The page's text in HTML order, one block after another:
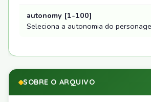
autonomy [1-100]
Seleciona a autonomia do
SOBRE O ARQUIVO